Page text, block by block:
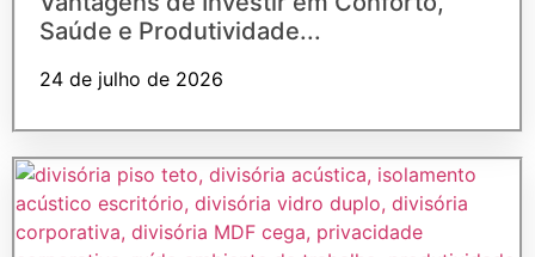
Saúde e Produtividade...
24 de julho de 2026